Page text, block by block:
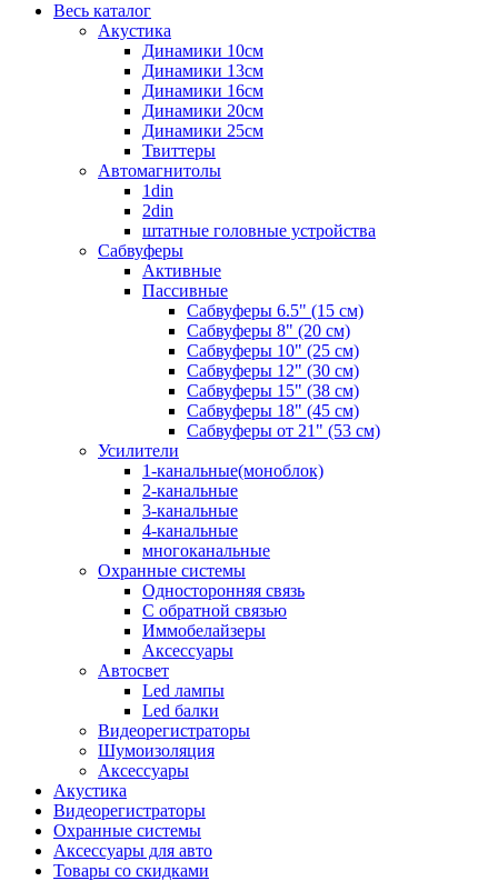
Весь каталог
Акустика
Динамики 10см
Динамики 13см
Динамики 16см
Динамики 20см
Динамики 25см
Твиттеры
Автомагнитолы
1din
2din
штатные головные устройства
Сабвуферы
Активные
Пассивные
Сабвуферы 6.5" (15 см)
Сабвуферы 8" (20 см)
Сабвуферы 10" (25 см)
Сабвуферы 12" (30 см)
Сабвуферы 15" (38 см)
Сабвуферы 18" (45 см)
Сабвуферы от 21" (53 см)
Усилители
1-канальные(моноблок)
2-канальные
3-канальные
4-канальные
многоканальные
Охранные системы
Односторонняя связь
С обратной связью
Иммобелайзеры
Аксессуары
Автосвет
Led лампы
Led балки
Видеорегистраторы
Шумоизоляция
Аксессуары
Акустика
Видеорегистраторы
Охранные системы
Аксессуары для авто
Товары со скидками